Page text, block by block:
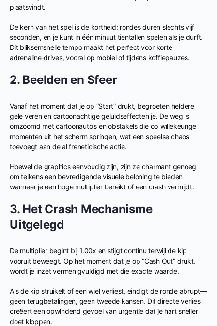
plaatsvindt.
De kern van het spel is de kortheid: rondes duren slechts vijf
seconden, en je kunt in één minuut tientallen spelen als je durft.
Dit bliksemsnelle tempo maakt het perfect voor korte
adrenaline‑drives, vooral op mobiel of tijdens koffiepauzes.
2. Beelden en Sfeer
Vanaf het moment dat je op “Start” drukt, begroeten heldere
gele veren en cartoonachtige geluidseffecten je. De weg is
omzoomd met cartoonauto’s en obstakels die op willekeurige
momenten uit het scherm springen, wat een speelse chaos
toevoegt aan de al freneticische actie.
Hoewel de graphics eenvoudig zijn, zijn ze charmant genoeg
om telkens een bevredigende visuele beloning te bieden
wanneer je een hoge multiplier bereikt of een crash vermijdt.
3. Het Crash Mechanisme
Uitgelegd
De multiplier begint bij 1.00x en stijgt continu terwijl de kip
vooruit beweegt. Op het moment dat je op “Cash Out” drukt,
wordt je inzet vermenigvuldigd met die exacte waarde.
Als de kip struikelt of een wiel verliest, eindigt de ronde abrupt—
geen terugbetalingen, geen tweede kansen. Dit directe verlies
creëert een opwindend gevoel van urgentie dat je hart sneller
doet kloppen.